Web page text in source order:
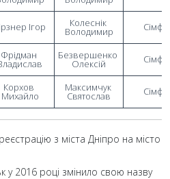
Ігор Колеснік
Володимир
Фрідман Безвершенко
Олексій
Корхов
Михайло
Максимчук
Святослав
з міста Дніпро на місто
у 2016 році змінило свою назву